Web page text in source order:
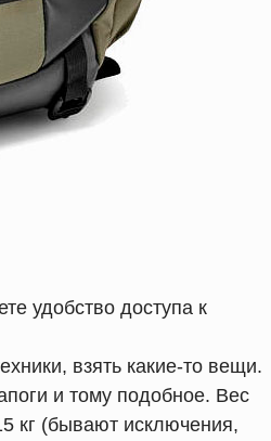
удобство доступа к
взять какие-то вещи.
и тому подобное. Вес
кг (бывают исключения,